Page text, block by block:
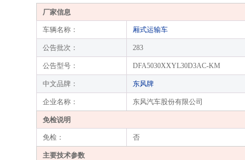
厂家信息
车辆名称： 厢式运输车
公告批次： 283
公告型号： DFA5030XXYL30D3AC-KM
中文品牌： 东风牌
企业名称： 东风汽车股份有限公司
免检说明
免检： 否
主要技术参数